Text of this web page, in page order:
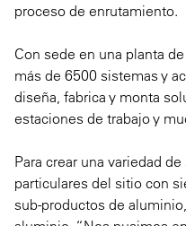
proceso de enrutamiento.
Con sede en una planta
más de 6500 sistemas y
diseña, fabrica y monta
estaciones de trabajo y
Para crear una variedad
particulares del sitio con
sub-productos de